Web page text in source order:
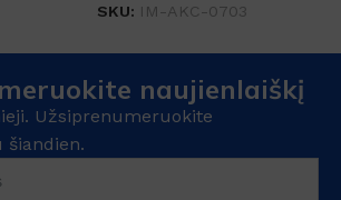
SKU: IM-AKC-0703
naujienlaiškį
Užsiprenumeruokite
šiandien.